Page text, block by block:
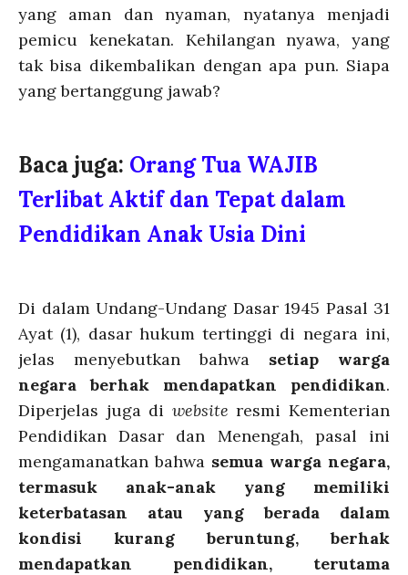
yang aman dan nyaman, nyatanya menjadi
pemicu kenekatan. Kehilangan nyawa, yang
tak bisa dikembalikan dengan apa pun. Siapa
yang bertanggung jawab?
Baca juga: Orang Tua WAJIB
Terlibat Aktif dan Tepat dalam
Pendidikan Anak Usia Dini
Di dalam Undang-Undang Dasar 1945 Pasal 31
Ayat (1), dasar hukum tertinggi di negara ini,
jelas menyebutkan bahwa setiap warga
negara berhak mendapatkan pendidikan.
Diperjelas juga di websiteresmi Kementerian
Pendidikan Dasar dan Menengah, pasal ini
mengamanatkan bahwa semua warga negara,
termasuk anak-anak yang memiliki
keterbatasan atau yang berada dalam
kondisi kurang beruntung, berhak
mendapatkan pendidikan, terutama